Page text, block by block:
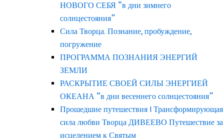
НОВОГО СЕБЯ “в дни зимнего
солнцестояния”
Сила Творца. Познание, пробуждение,
погружение
ПРОГРАММА ПОЗНАНИЯ ЭНЕРГИЙ
ЗЕМЛИ
РАСКРЫТИЕ СВОЕЙ СИЛЫ ЭНЕРГИЕЙ
ОКЕАНА “в дни весеннего солнцестояния”
Прошедшие путешествия | Трансформирующая
сила любви Творца ДИВЕЕВО Путешествие за
исцелением к Святым